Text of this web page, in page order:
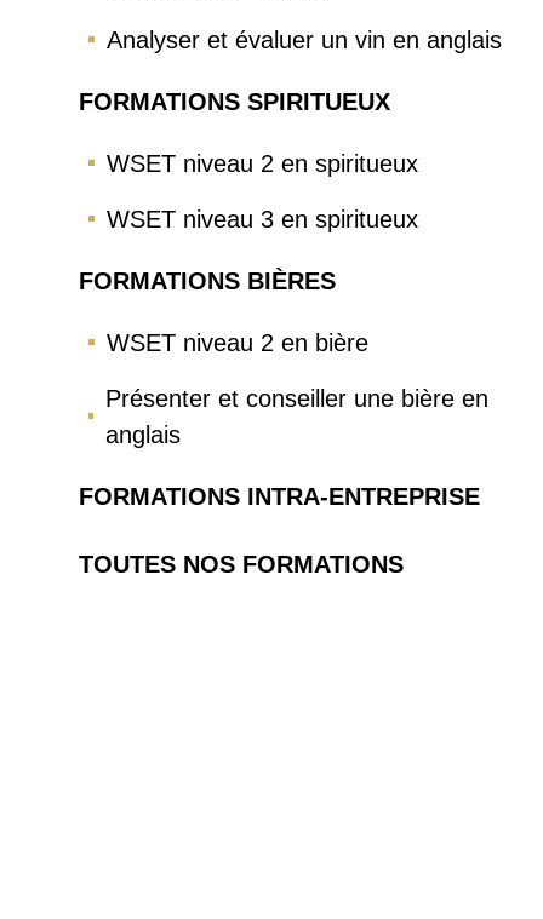
Analyser et évaluer un vin en anglais
FORMATIONS SPIRITUEUX
WSET niveau 2 en spiritueux
WSET niveau 3 en spiritueux
FORMATIONS BIÈRES
WSET niveau 2 en bière
Présenter et conseiller une bière en
anglais
FORMATIONS INTRA-ENTREPRISE
TOUTES NOS FORMATIONS